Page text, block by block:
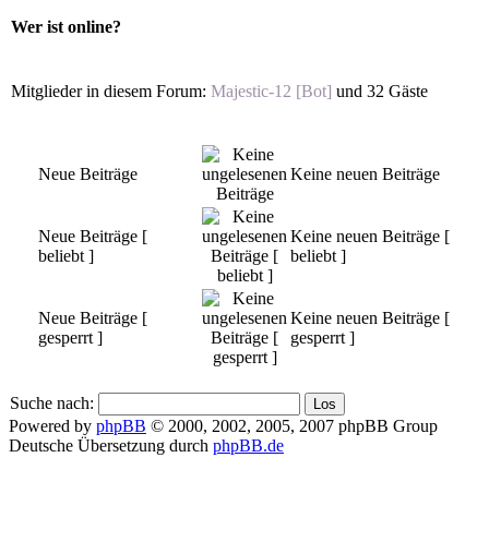
Wer ist online?
Mitglieder in diesem Forum: Majestic-12 [Bot] und 32 Gäste
Neue Beiträge Keine neuen Beiträge
Neue Beiträge [
beliebt ]
Keine neuen Beiträge [
beliebt ]
Neue Beiträge [
gesperrt ]
Keine neuen Beiträge [
gesperrt ]
Suche nach:
Powered by phpBB © 2000, 2002, 2005, 2007 phpBB Group
Deutsche Übersetzung durch phpBB.de